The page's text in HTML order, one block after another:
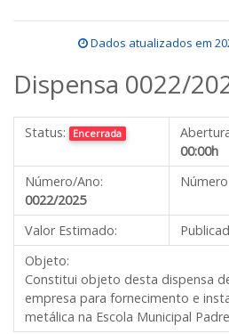
Dados atualizados em
Dispensa 0022/
Status: Encerrada
00:00h
Número/Ano:
0022/2025
Valor Estimado:
Objeto:
Constitui objeto desta dispensa
empresa para fornecimento e
metálica na Escola Municipal